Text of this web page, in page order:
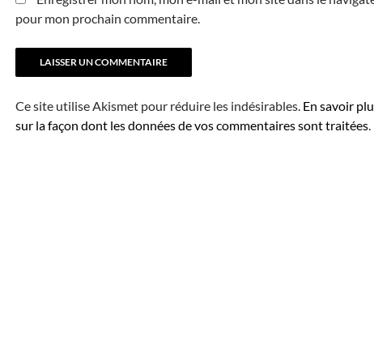
pour mon prochain commentaire.
Ce site utilise Akismet pour réduire les indésirables. En savoir
sur la façon dont les données de vos commentaires sont traitées